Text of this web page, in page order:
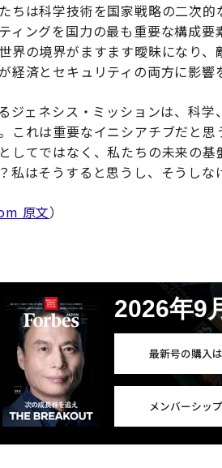
ちは科学技術を国家戦略の二次
ィングを国力の最も重要な構成
界の境界がますます曖昧になり
経済とセキュリティの両方に影響
ジェネシス・ミッションは、科
これは重要なイニシアチブだと
してではなく、私たちの未来の
私はそうすると思うし、そうしな
原文）
2026年9
最新号の購入
メンバーシッ